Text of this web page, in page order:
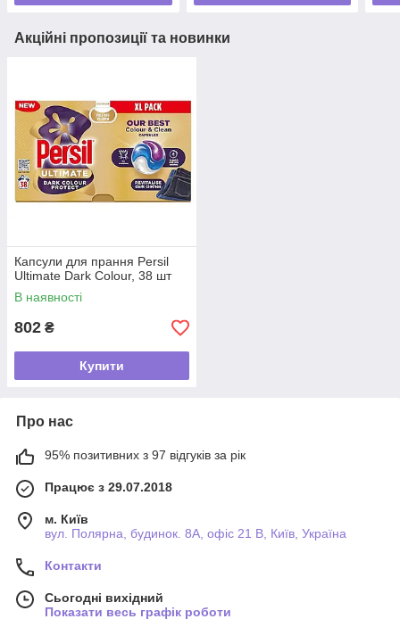
Акційні пропозиції та новинки
Капсули для прання Persil
Ultimate Dark Colour, 38 шт
В наявності
802 ₴
Купити
Про нас
95% позитивних з 97 відгуків за рік
Працює з 29.07.2018
м. Київ
вул. Полярна, будинок. 8А, офіс 21 В, Київ, Україна
Контакти
Сьогодні вихідний
Показати весь графік роботи